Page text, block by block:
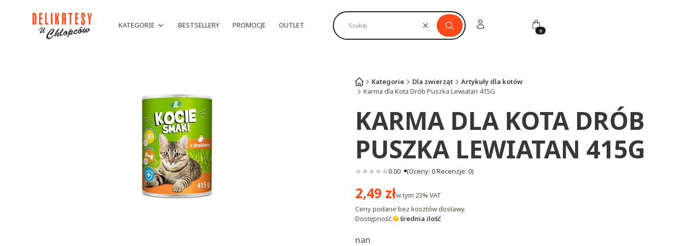
KATEGORIE BESTSELLERY PROMOCJE OUTLET Wyczyść Szukaj
Zaloguj się Koszyk
Kategorie Dla zwierząt
Artykuły dla kotów
Karma dla Kota Drób Puszka Lewiatan 415G
KARMA DLA KOTA DRÓB
PUSZKA LEWIATAN 415G
0.00 (Oceny: 0 Recenzje: 0)
Cena
2,49 złw tym 23% VAT
Ceny podane bez kosztów dostawy.
Dostępność:
średnia ilość
nan